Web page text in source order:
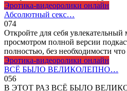
Эротика-видеоролики онлайн
Абсолютный секс…
074
Откройте для себя
просмотром полной версии
полностью, без необходимости что
Эротика-видеоролики онлайн
ВСЁ БЫЛО ВЕЛИКОЛЕПНО…
056
В ЭТОТ РАЗ ВСЁ БЫЛО